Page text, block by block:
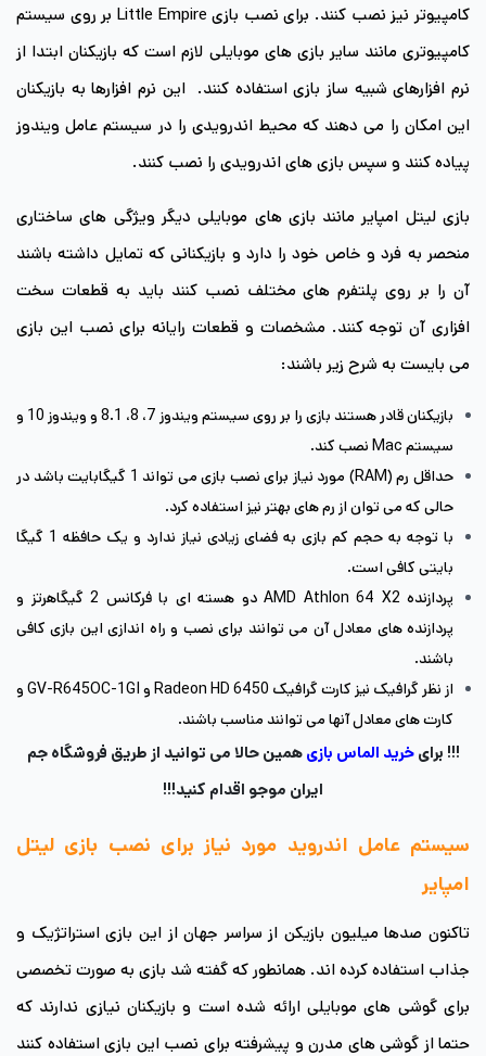
کامپیوتر نیز نصب کنند. برای نصب بازی Little Empire بر روی سیستم
کامپیوتری مانند سایر بازی های موبایلی لازم است که بازیکنان ابتدا از
نرم افزارهای شبیه ساز بازی استفاده کنند. این نرم افزارها به بازیکنان
این امکان را می دهند که محیط اندرویدی را در سیستم عامل ویندوز
پیاده کنند و سپس بازی های اندرویدی را نصب کنند.
بازی لیتل امپایر مانند بازی های موبایلی دیگر ویژگی های ساختاری
منحصر به فرد و خاص خود را دارد و بازیکنانی که تمایل داشته باشند
آن را بر روی پلتفرم های مختلف نصب کنند باید به قطعات سخت
افزاری آن توجه کنند. مشخصات و قطعات رایانه برای نصب این بازی
می بایست به شرح زیر باشند:
بازیکنان قادر هستند بازی را بر روی سیستم ویندوز 7، 8، 8.1 و ویندوز 10 و
سیستم Mac نصب کند.
حداقل رم (RAM) مورد نیاز برای نصب بازی می تواند 1 گیگابایت باشد در
حالی که می توان از رم های بهتر نیز استفاده کرد.
با توجه به حجم کم بازی به فضای زیادی نیاز ندارد و یک حافظه 1 گیگا
بایتی کافی است.
پردازنده AMD Athlon 64 X2 دو هسته ای با فرکانس 2 گیگاهرتز و
پردازنده های معادل آن می توانند برای نصب و راه اندازی این بازی کافی
باشند.
از نظر گرافیک نیز کارت گرافیک Radeon HD 6450 و GV-R645OC-1GI و
کارت های معادل آنها می توانند مناسب باشند.
!!! برایخرید الماس بازیهمین حالا می توانید از طریق فروشگاه جم
ایران موجو اقدام کنید!!!
سیستم عامل اندروید مورد نیاز برای نصب بازی لیتل
امپایر
تاکنون صدها میلیون بازیکن از سراسر جهان از این بازی استراتژیک و
جذاب استفاده کرده اند. همانطور که گفته شد بازی به صورت تخصصی
برای گوشی های موبایلی ارائه شده است و بازیکنان نیازی ندارند که
حتما از گوشی های مدرن و پیشرفته برای نصب این بازی استفاده کنند